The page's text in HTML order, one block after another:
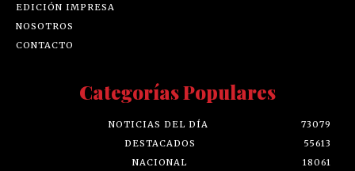
EDICIÓN IMPRESA
NOSOTROS
CONTACTO
Categorías Populares
NOTICIAS DEL DÍA
73079
DESTACADOS
55613
NACIONAL
18061